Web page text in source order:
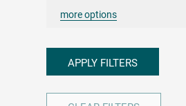
more options
APPLY FILTERS